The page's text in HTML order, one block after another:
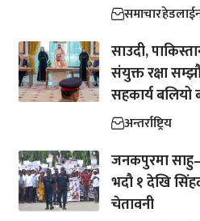
समाचार
साउदी,
संयुक्त रक्षा
सहकार्य बलियो
अन्तर्राष्ट्रिय
जनकपुरमा
भदौ १ देखि
चेतावनी